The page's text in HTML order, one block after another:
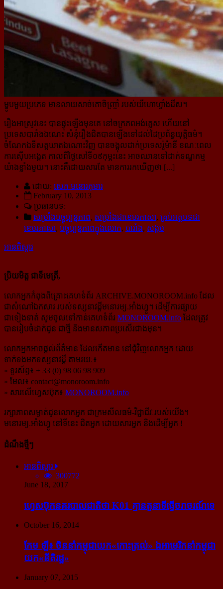
ម្ហូបមួយប្រភេទ មានលាយសាច់គោចិញ្ច្រាំ របស់យីហោហ្វាំងដីស។
រឿងអាស្រូវនេះ បានផ្ទុះឡើងមុនគេ នៅចក្រភពអង់គ្លេស ហើយនៅ
ប្រទេសបារាំងឯណេះ សំនុំរឿងជិតបានឡើង​ទៅ​ដល់ដៃប្រព័ន្ធយុត្តិធម៌។
ចំណែកឯទីសត្តឃាតឯណោះវិញ បានចង្អុលដាក់ប្រទេសរ៉ូម៉ានី ខណៈពេល
ការស៊ើបអង្កេត កាលពីថ្ងៃសៅទី០៩កុម្ភះនេះ អាចឈានទៅដាក់ទណ្ឌកម្ម
យ៉ាងខ្លាំងមួយ។ នោះគឺដោយសារតែ មានការរកឃើញថា [...]
ដោយ: សេក មនោរកុមារ
February 10, 2013
ប្រធានបទ:
សម្រាំងបច្ចុប្បន្នភាព, សម្រាំងជាខេមរភាសា, គ្រប់អត្ថបទជា
ខេមរភាសា, បច្ចុប្បន្នភាពក្នុងលោក, បារាំង, សង្គម
អានពិស្ដារ
ប្រិយមិត្ត ជាទីមេត្រី,
លោកអ្នកកំពុងពិគ្រោះគេហទំព័រ ARCHIVE.MONOROOM.info ដែល
ជាសំណៅឯកសារ របស់ទស្សនាវដ្ដីមនោរម្យ.អាំងហ្វូ។ ដើម្បីការផ្សាយ
ជាទៀងទាត់ សូមចូលទៅកាន់​គេហទំព័រ MONOROOM.info ដែលត្រូវ
បានរៀបចំដាក់ជូន ជាថ្មី និងមានសភាពប្រសើរជាងមុន។
លោកអ្នកអាចផ្ដល់ព័ត៌មាន ដែលកើតមាន នៅជុំវិញលោកអ្នក ដោយ
ទាក់ទងមកទស្សនាវដ្ដី តាមរយៈ៖
» ទូរស័ព្ទ៖ + 33 (0) 98 06 98 909
» មែល៖ contact@monoroom.info
» សារលើហ្វេសប៊ុក៖ MONOROOM.info
រក្សាភាពសម្ងាត់ជូនលោកអ្នក ជាក្រមសីលធម៌-​វិជ្ជាជីវៈ​របស់យើង។
មនោរម្យ.អាំងហ្វូ នៅទីនេះ ជិតអ្នក ដោយសារអ្នក និងដើម្បីអ្នក !
ដំណឹងថ្មីៗ
អានពិស្ដារ
300772
June 18, 2017
ហ្វេសប៊ុក​នគរបាល​ជាតិ​ថា K01 គ្មាន​តួនាទី​ធ្វើ​ចរាចរណ៍​ទេ
October 16, 2014
កែម ឡី៖ ចិន​នាំ​កម្ពុជា​យក​«កោះ​ត្រល់» ឯ​អាមេរិក​នាំ​កម្ពុជា​
យក​«នីតិរដ្ឋ»
January 07, 2015